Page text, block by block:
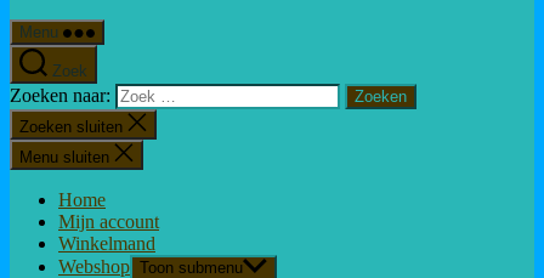
Menu
Zoek
Zoeken naar:
Zoeken sluiten
Menu sluiten
Home
Mijn account
Winkelmand
Webshop Toon submenu